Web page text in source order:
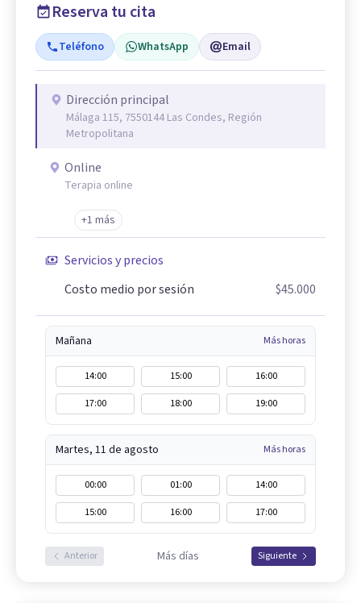
Reserva tu cita
Teléfono WhatsApp Email
Dirección principal
Málaga 115, 7550144 Las Condes, Región
Metropolitana
Online
Terapia online
+1 más
Servicios y precios
Costo medio por sesión
$45.000
Mañana Más horas
14:00 15:00
16:00
17:00
18:00 19:00
Martes, 11 de agosto Más horas
00:00 01:00
14:00
15:00
16:00 17:00
Anterior Más días Siguiente